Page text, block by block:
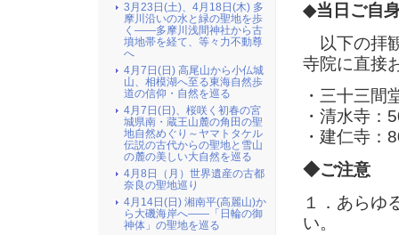
◆当日ご自
以下の拝
寺院に直接
・三十三間
・清水寺：
・建仁寺：
◆ご注意
１．あらゆ
い。
3月23日(土)、4月18日(木) 多
摩川沿いの水と緑の聖地を歩
く――多摩川浅間神社から古
墳地帯を経て、等々力不動尊
へ
4月7日(日) 高尾山から小仏城
山、相模湖へ至る東海自然歩
道の信仰・自然を巡る
4月7日(日)、桜咲く初春の宮
城県南・蔵王山麓の角田の聖
地自然めぐり～ヤマトタケル
伝説の古代からの聖地と雪山
の麓の美しい大自然を巡る
4月8日（月）世界遺産の古都
奈良の聖地巡り
4月14日(日) 湘南平(高麗山)か
ら大磯海岸へ――「日輪の御
神体」の聖地を巡る